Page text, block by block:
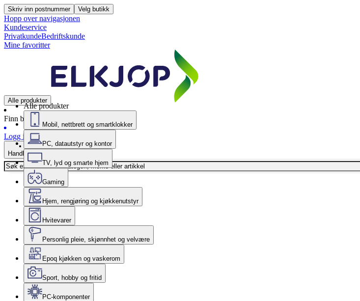
Skriv inn postnummer Velg butikk
Hopp over navigasjonen
Kundeservice
PrivatkundeBedriftskunde
Mine favoritter
Alle produkter
Finn butikk
Logg inn
Handlekurv
Alle produkter
Mobil, nettbrett og smartklokker
PC, datautstyr og kontor
TV, lyd og smarte hjem
Gaming
Hjem, rengjøring og kjøkkenutstyr
Hvitevarer
Personlig pleie, skjønnhet og velvære
Epoq kjøkken og vaskerom
Sport, hobby og fritid
PC-komponenter